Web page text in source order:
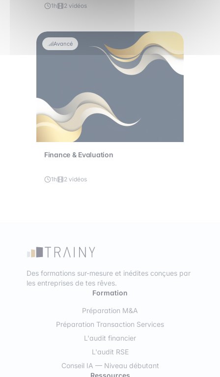
1h 2 vidéos
Finance & Evaluation
1h 2 vidéos
Avancé
Des formations sur-mesure et inédites conçues par
les entreprises de tes rêves.
Formation
Préparation M&A
Préparation Transaction Services
L'audit financier
L'audit RSE
Conseil IA — Niveau débutant
Ressources